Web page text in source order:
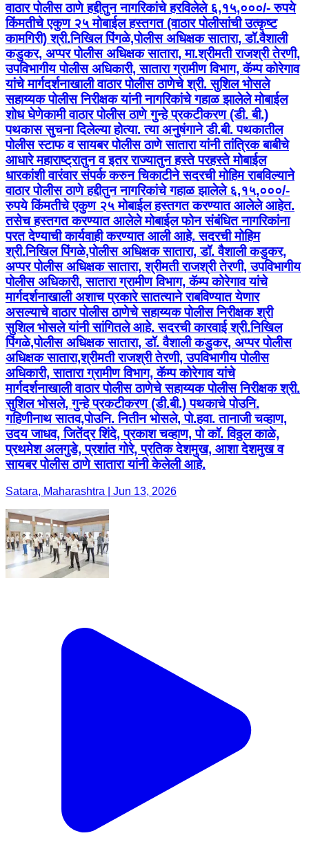
वाठार पोलीस ठाणे हद्दीतुन नागरिकांचे हरविलेले ६,१५,०००/- रुपये
किंमतीचे एकुण २५ मोबाईल हस्तगत (वाठार पोलीसांची उत्कृष्ट
कामगिरी) श्री.निखिल पिंगळे,पोलीस अधिक्षक सातारा, डॉ.वैशाली
कडुकर, अप्पर पोलीस अधिक्षक सातारा, मा.श्रीमती राजश्री तेरणी,
उपविभागीय पोलीस अधिकारी, सातारा ग्रामीण विभाग, कॅम्प कोरेगाव
यांचे मार्गदर्शनाखाली वाठार पोलीस ठाणेचे श्री. सुशिल भोसले
सहाय्यक पोलीस निरीक्षक यांनी नागरिकांचे गहाळ झालेले मोबाईल
शोध घेणेकामी वाठार पोलीस ठाणे गुन्हे प्रकटीकरण (डी. बी.)
पथकास सुचना दिलेल्या होत्या. त्या अनुषंगाने डी.बी. पथकातील
पोलीस स्टाफ व सायबर पोलीस ठाणे सातारा यांनी तांत्रिक बाबीचे
आधारे महाराष्ट्रातुन व इतर राज्यातुन हस्ते परहस्ते मोबाईल
धारकांशी वारंवार संपर्क करुन चिकाटीने सदरची मोहिम राबविल्याने
वाठार पोलीस ठाणे हद्दीतुन नागरिकांचे गहाळ झालेले ६,१५,०००/-
रुपये किंमतीचे एकुण २५ मोबाईल हस्तगत करण्यात आलेले आहेत.
तसेच हस्तगत करण्यात आलेले मोबाईल फोन संबंधित नागरिकांना
परत देण्याची कार्यवाही करण्यात आली आहे. सदरची मोहिम
श्री.निखिल पिंगळे,पोलीस अधिक्षक सातारा, डॉ. वैशाली कडुकर,
अप्पर पोलीस अधिक्षक सातारा, श्रीमती राजश्री तेरणी, उपविभागीय
पोलीस अधिकारी, सातारा ग्रामीण विभाग, कॅम्प कोरेगाव यांचे
मार्गदर्शनाखाली अशाच प्रकारे सातत्याने राबविण्यात येणार
असल्याचे वाठार पोलीस ठाणेचे सहाय्यक पोलीस निरीक्षक श्री
सुशिल भोसले यांनी सांगितले आहे. सदरची कारवाई श्री.निखिल
पिंगळे,पोलीस अधिक्षक सातारा, डॉ. वैशाली कडुकर, अप्पर पोलीस
अधिक्षक सातारा,श्रीमती राजश्री तेरणी, उपविभागीय पोलीस
अधिकारी, सातारा ग्रामीण विभाग, कॅम्प कोरेगाव यांचे
मार्गदर्शनाखाली वाठार पोलीस ठाणेचे सहाय्यक पोलीस निरीक्षक श्री.
सुशिल भोसले, गुन्हे प्रकटीकरण (डी.बी.) पथकाचे पोउनि.
गहिणीनाथ सातव,पोउनि. नितीन भोसले, पो.हवा. तानाजी चव्हाण,
उदय जाधव, जितेंद्र शिंदे, प्रकाश चव्हाण, पो कॉ. विठ्ठल काळे,
प्रथमेश अलगुडे, प्रशांत गोरे, प्रतिक देशमुख, आशा देशमुख व
सायबर पोलीस ठाणे सातारा यांनी केलेली आहे.
Satara, Maharashtra | Jun 13, 2026